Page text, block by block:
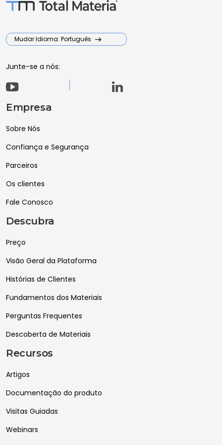
Mudar Idioma: Português
Junte-se a nós:
Empresa
Sobre Nós
Confiança e Segurança
Parceiros
Os clientes
Fale Conosco
Descubra
Preço
Visão Geral da Plataforma
Histórias de Clientes
Fundamentos dos Materiais
Perguntas Frequentes
Descoberta de Materiais
Recursos
Artigos
Documentação do produto
Visitas Guiadas
Webinars